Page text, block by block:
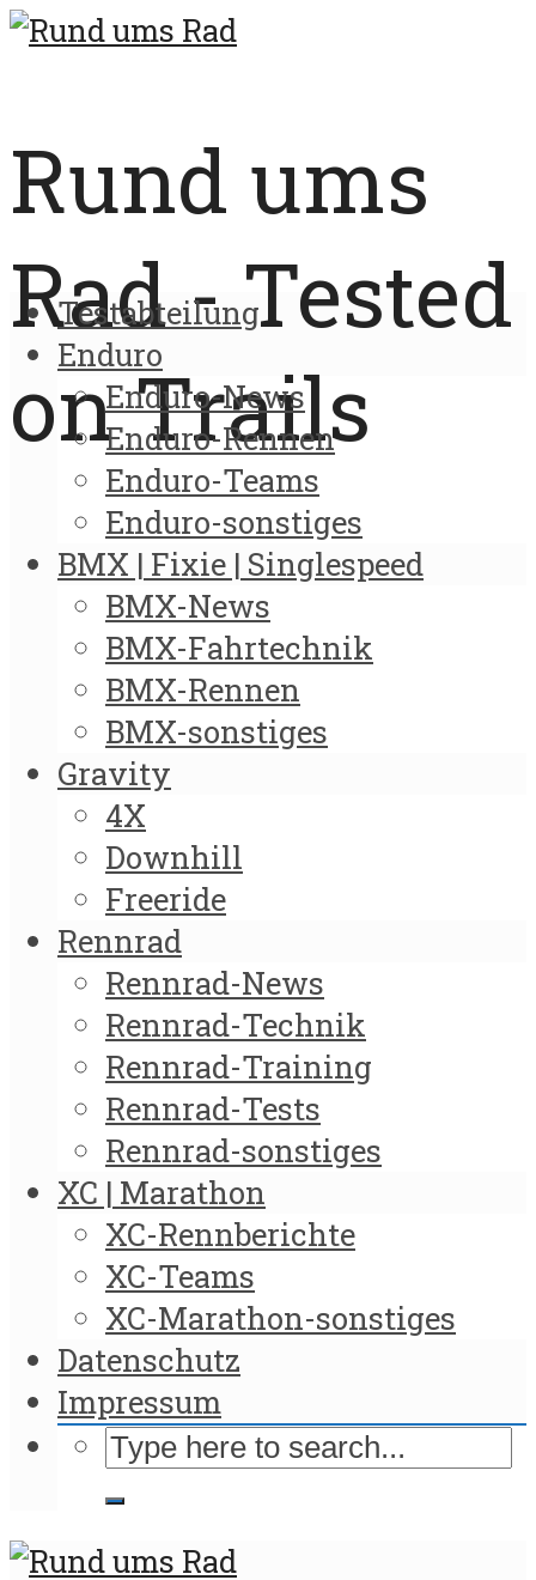
Rund ums
Rad - Tested
on Trails
Testabteilung
Enduro
Enduro-News
Enduro-Rennen
Enduro-Teams
Enduro-sonstiges
BMX | Fixie | Singlespeed
BMX-News
BMX-Fahrtechnik
BMX-Rennen
BMX-sonstiges
Gravity
4X
Downhill
Freeride
Rennrad
Rennrad-News
Rennrad-Technik
Rennrad-Training
Rennrad-Tests
Rennrad-sonstiges
XC | Marathon
XC-Rennberichte
XC-Teams
XC-Marathon-sonstiges
Datenschutz
Impressum